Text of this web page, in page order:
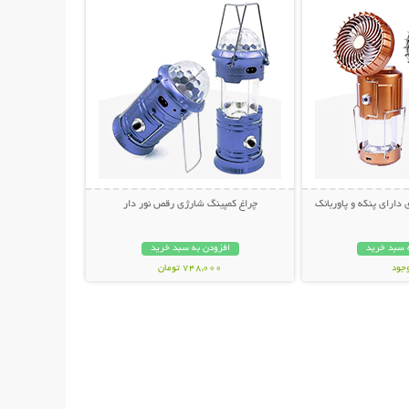
پنکه و پاوربانک
سبد خرید
چراغ کمپینگ شارژی رقص نور دار
افزودن به سبد خرید
748,000 تومان